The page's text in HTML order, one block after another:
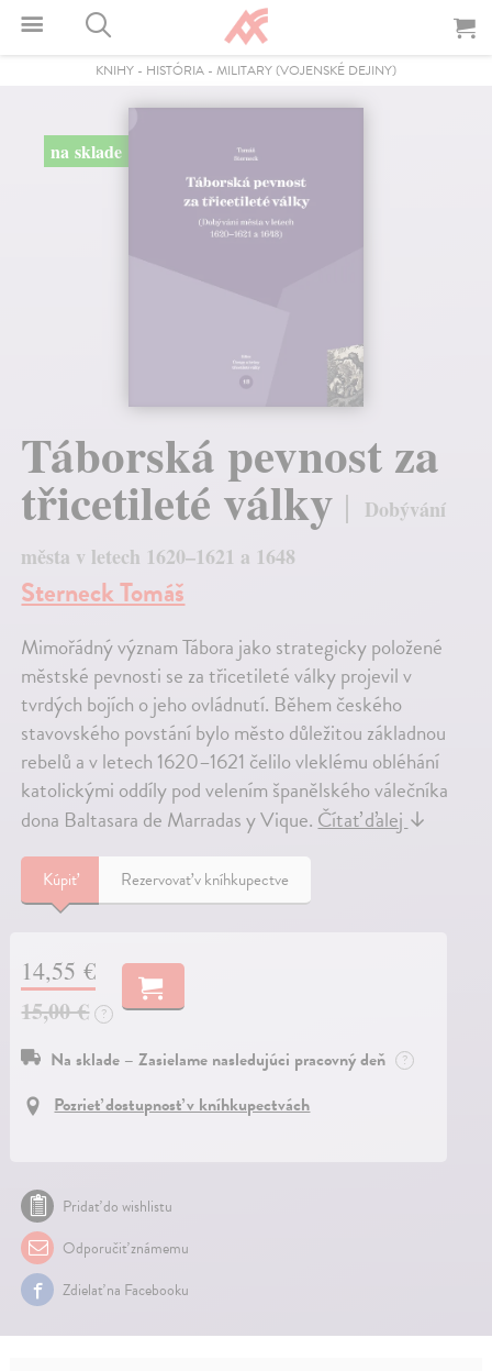
KNIHY - HISTÓRIA - MILITARY (VOJENSKÉ DEJINY)
na sklade
Táborská pevnost za
třicetileté války
Dobývání
města v letech 1620–1621 a 1648
Sterneck Tomáš
Mimořádný význam Tábora jako strategicky položené
městské pevnosti se za třicetileté války projevil v
tvrdých bojích o jeho ovládnutí. Během českého
stavovského povstání bylo město důležitou základnou
rebelů a v letech 1620–1621 čelilo vleklému obléhání
katolickými oddíly pod velením španělského válečníka
dona Baltasara de Marradas y Vique. Čítať ďalej ↓
Kúpiť Rezervovať v kníhkupectve
14,55 €
15,00 €
?
Na sklade – Zasielame nasledujúci pracovný deň ?
Pozrieť dostupnosť v kníhkupectvách
Pridať do wishlistu
Odporučiť známemu
Zdielať na Facebooku